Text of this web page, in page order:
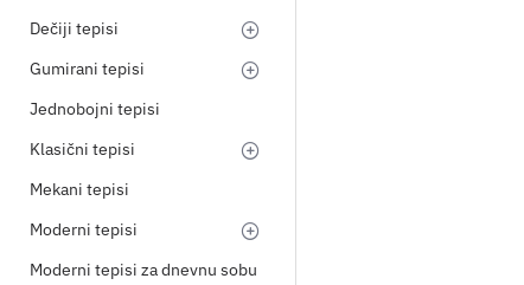
Dečiji tepisi
Gumirani tepisi
Jednobojni tepisi
Klasični tepisi
Mekani tepisi
Moderni tepisi
Moderni tepisi za dnevnu sobu